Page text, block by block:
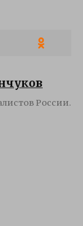
России.